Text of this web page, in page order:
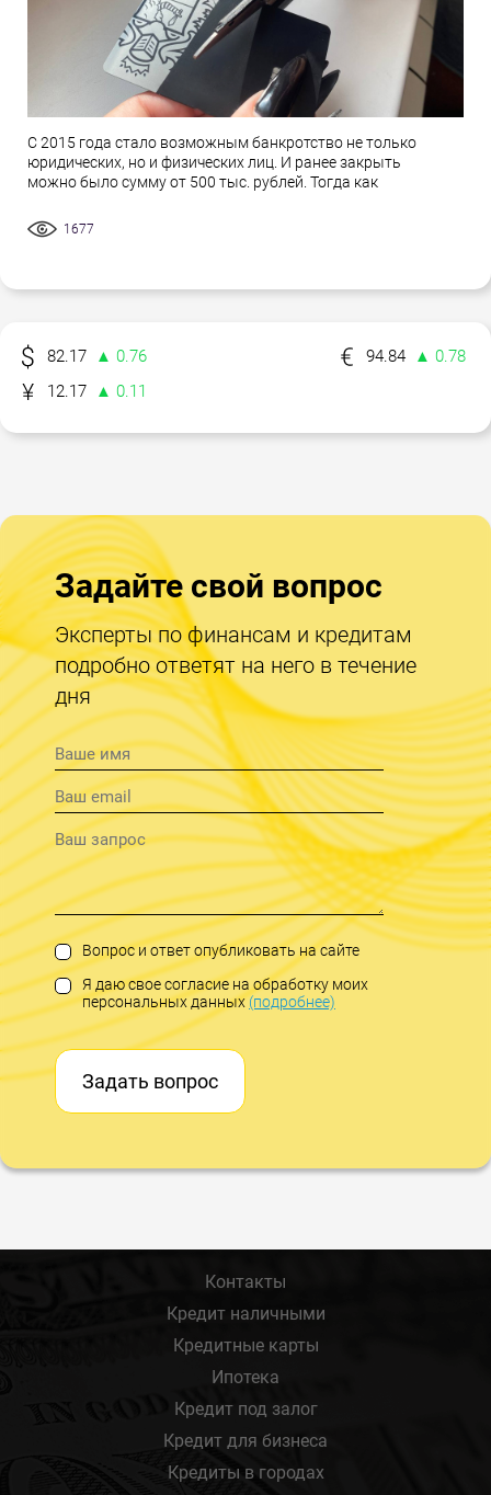
С 2015 года стало возможным банкротство не только
юридических, но и физических лиц. И ранее закрыть
можно было сумму от 500 тыс. рублей. Тогда как
1677
82.17 ▲ 0.76 94.84
▲ 0.78
12.17
▲ 0.11
Задайте свой вопрос
Эксперты по финансам и кредитам
подробно ответят на него в течение
дня
Вопрос и ответ опубликовать на сайте
Я даю свое согласие на обработку моих
персональных данных(подробнее)
Задать вопрос
Контакты
Кредит наличными
Кредитные карты
Ипотека
Кредит под залог
Кредит для бизнеса
Кредиты в городах